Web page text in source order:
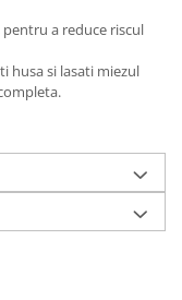
a reduce riscul
husa si lasati miezul